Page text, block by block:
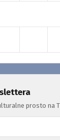
prosto na